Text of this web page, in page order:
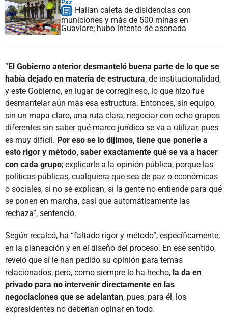
Paz
Hallan caleta de disidencias con
municiones y más de 500 minas en
Guaviare; hubo intento de asonada
“El Gobierno anterior desmanteló buena parte de lo que se
había dejado en materia de estructura, de institucionalidad,
y este Gobierno, en lugar de corregir eso, lo que hizo fue
desmantelar aún más esa estructura. Entonces, sin equipo,
sin un mapa claro, una ruta clara, negociar con ocho grupos
diferentes sin saber qué marco jurídico se va a utilizar, pues
es muy difícil. Por eso se lo dijimos, tiene que ponerle a
esto rigor y método, saber exactamente qué se va a hacer
con cada grupo; explicarle a la opinión pública, porque las
políticas públicas, cualquiera que sea de paz o económicas
o sociales, si no se explican, si la gente no entiende para qué
se ponen en marcha, casi que automáticamente las
rechaza”, sentenció.
Según recalcó, ha “faltado rigor y método”, específicamente,
en la planeación y en el diseño del proceso. En ese sentido,
reveló que sí le han pedido su opinión para temas
relacionados, pero, como siempre lo ha hecho, la da en
privado para no intervenir directamente en las
negociaciones que se adelantan, pues, para él, los
expresidentes no deberían opinar en todo.